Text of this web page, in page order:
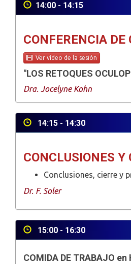
14:00 - 14:15
CONFERENCIA DE
Ver vídeo de la sesión
"LOS RETOQUES
Dra. Jocelyne Kohn
14:15 - 14:30
CONCLUSIONES Y
Conclusiones, cierre y
Dr. F. Soler
15:00 - 16:30
COMIDA DE TRABAJO en